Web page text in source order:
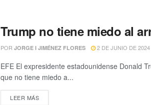
Trump no tiene miedo al
POR JORGE I JIMÉNEZ FLORES 2 DE JUNIO DE 2024
EFE El expresidente estadounidense Donald
que no tiene miedo a...
LEER MÁS